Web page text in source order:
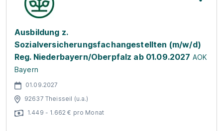
Ausbildung z.
Sozialversicherungsfachangestellten (m/w/d)
Reg. Niederbayern/Oberpfalz ab 01.09.2027 AOK
Bayern
01.09.2027
92637 Theisseil (u.a.)
1.449 - 1.662 € pro Monat